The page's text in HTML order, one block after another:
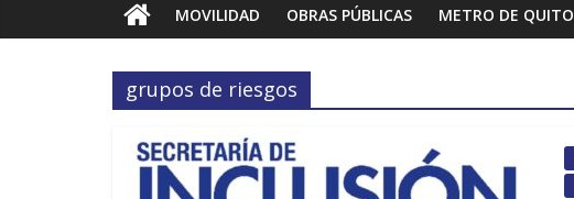
MOVILIDAD OBRAS PÚBLICAS METRO DE QUITO
grupos de riesgos